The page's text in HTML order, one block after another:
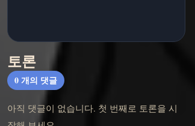
토론
0 개의 댓글
아직 댓글이 없습니다. 첫 번째로 토론을 시